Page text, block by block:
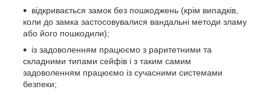
відкривається замок без пошкоджень (крім випадків,
коли до замка застосовувалися вандальні методи зламу
або його пошкодили);
із задоволенням працюємо з раритетними та
складними типами сейфів і з таким самим
задоволенням працюємо із сучасними системами
безпеки;